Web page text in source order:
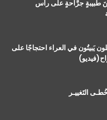
طبيبةٍ جرَّاحةٍ على رأس
يَبيتُون في العراء احتجاجًا على
التَغييـر